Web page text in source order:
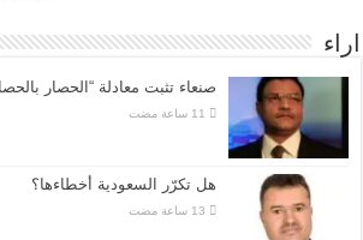
اراء
صنعاء تثبت معادلة “الحصار
هل تكرّر السعودية أخطاءها؟